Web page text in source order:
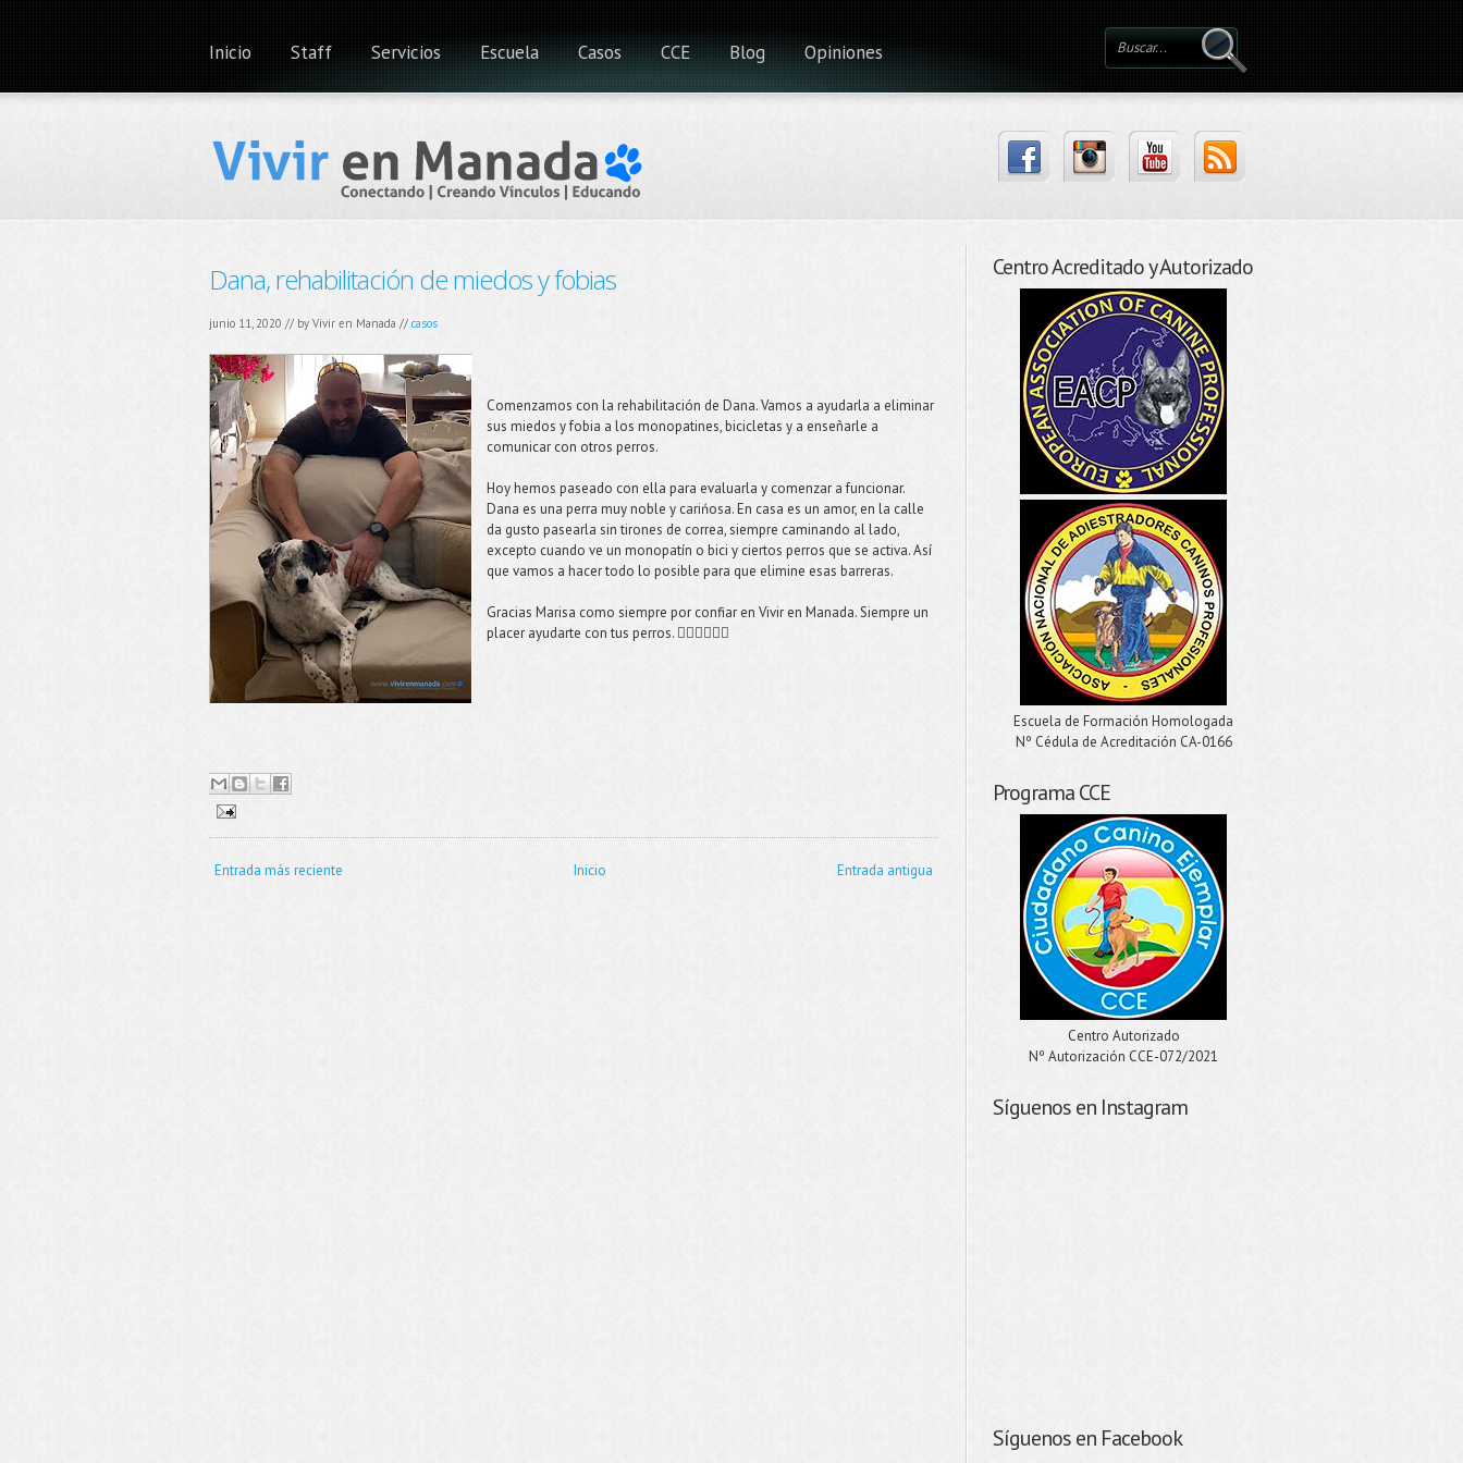
Inicio Staff Servicios Escuela Casos CCE Blog Opiniones
Dana, rehabilitación de miedos y fobias
junio 11, 2020 // by Vivir en Manada // casos
Comenzamos con la rehabilitación de Dana. Vamos a ayudarla a eliminar
sus miedos y fobia a los monopatines, bicicletas y a enseñarle a
comunicar con otros perros.
Hoy hemos paseado con ella para evaluarla y comenzar a funcionar.
Dana es una perra muy noble y carińosa. En casa es un amor, en la calle
da gusto pasearla sin tirones de correa, siempre caminando al lado,
excepto cuando ve un monopatín o bici y ciertos perros que se activa. Así
que vamos a hacer todo lo posible para que elimine esas barreras.
Gracias Marisa como siempre por confiar en Vivir en Manada. Siempre un
placer ayudarte con tus perros. 👍🏻😉🐾🐾🐾
Entrada más reciente Entrada antigua
Inicio
Centro Acreditado y Autorizado
Escuela de Formación Homologada
Nº Cédula de Acreditación CA-0166
Programa CCE
Centro Autorizado
Nº Autorización CCE-072/2021
Síguenos en Instagram
Síguenos en Facebook